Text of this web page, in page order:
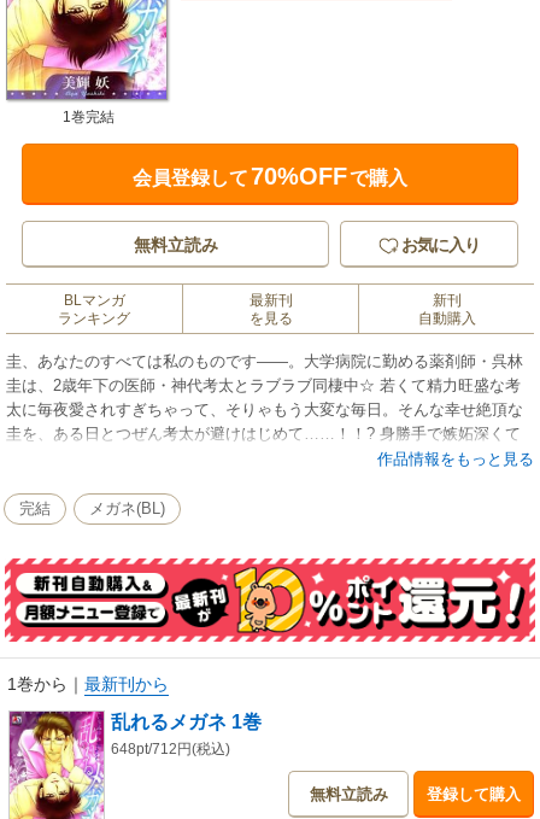
1巻完結
会員登録して70%OFFで購入
無料立読み お気に入り
BLマンガ
ランキング
最新刊
を見る
新刊
自動購入
圭、あなたのすべては私のものです――。大学病院に勤める薬剤師・呉林
圭は、2歳年下の医師・神代考太とラブラブ同棲中☆ 若くて精力旺盛な考
太に毎夜愛されすぎちゃって、そりゃもう大変な毎日。そんな幸せ絶頂な
圭を、ある日とつぜん考太が避けはじめて……！！? 身勝手で嫉妬深くて
超ゴーイン、そんな年下の彼が愛しくってたまらない！ 絶倫メガネくん×
載☆
作品情報をもっと見る
完結 メガネ(BL)
1巻から ｜ 最新刊から
乱れるメガネ 1巻
648pt/712円(税込)
無料立読み 登録して購入